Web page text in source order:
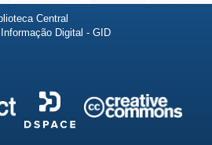
Central
Digital - GID